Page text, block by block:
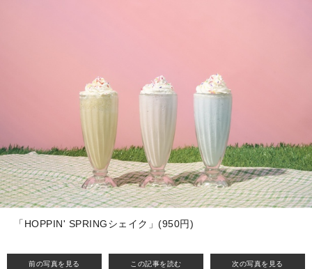
前の写真を見る この記事を読む 次の写真を見る
「HOPPIN' SPRINGシェイク」(950円)